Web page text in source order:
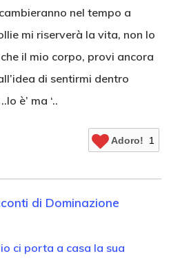
Adoro! 1
di Dominazione
ci porta a casa la sua